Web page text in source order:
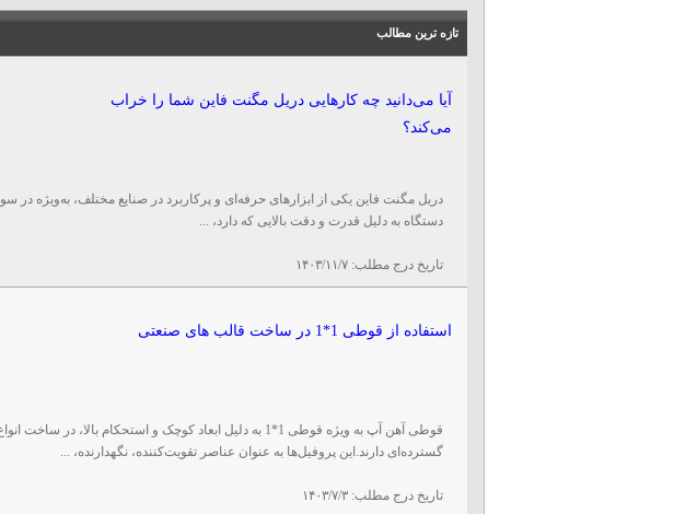
تازه ترین مطالب
آیا می‌دانید چه کارهایی دریل مگنت فاین شما را خراب
می‌کند؟
دریل مگنت فاین یکی از ابزارهای حرفه‌ای و پرکاربرد در صنایع مختلف، به‌ویژه در
دستگاه به دلیل قدرت و دقت بالایی که دارد، ...
تاریخ درج مطلب:۱۴۰۳/۱۱/۷
استفاده از قوطی 1*1 در ساخت قالب های صنعتی
قوطی آهن آپ به ویژه قوطی 1*1 به دلیل ابعاد کوچک و استحکام بالا، در
گسترده‌ای دارند.این پروفیل‌ها به عنوان عناصر تقویت‌کننده، نگهدارنده، ...
تاریخ درج مطلب:۱۴۰۳/۷/۳